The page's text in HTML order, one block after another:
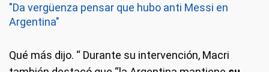
"Da vergüenza pensar que hubo anti Messi en
Argentina"
Qué más dijo. “ Durante su intervención, Macri